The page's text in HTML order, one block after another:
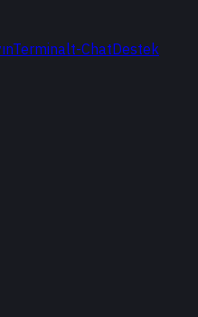
Terminalt-ChatDestek